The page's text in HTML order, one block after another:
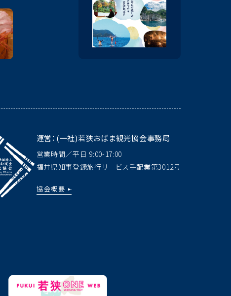
運営：(一社)若狭おばま観光協会事務局
営業時間／平日 9:00-17:00
福井県知事登録旅行サービス手配業第3012号
協会概要